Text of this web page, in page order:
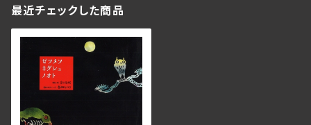
最近チェックした商品